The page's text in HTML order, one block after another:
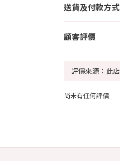
送貨及付款方式
顧客評價
尚未有任何評價